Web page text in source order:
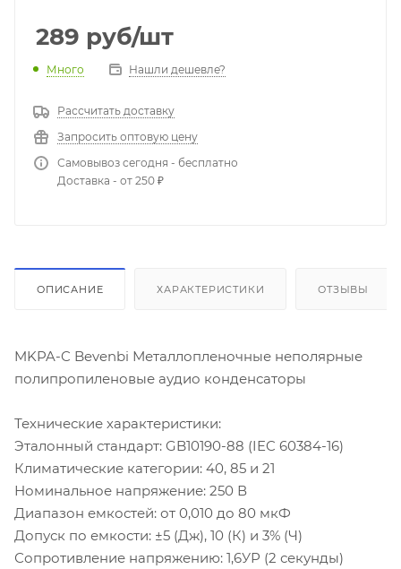
289 руб/шт
Много Нашли дешевле?
Рассчитать доставку
Запросить оптовую цену
Самовывоз сегодня - бесплатно
Доставка - от 250 ₽
ОПИСАНИЕ ХАРАКТЕРИСТИКИ ОТЗЫВЫ
MKPA-C Bevenbi Металлопленочные неполярные
полипропиленовые аудио конденсаторы
Технические характеристики:
Эталонный стандарт: GB10190-88 (IEC 60384-16)
Климатические категории: 40, 85 и 21
Номинальное напряжение: 250 В
Диапазон емкостей: от 0,010 до 80 мкФ
Допуск по емкости: ±5 (Дж), 10 (К) и 3% (Ч)
Сопротивление напряжению: 1,6УР (2 секунды)